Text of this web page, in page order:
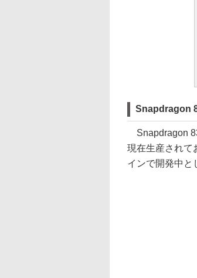
Snapdragon
Snapdragon
現在生産されて
インで開発中と